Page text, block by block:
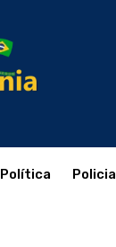
Política Policia